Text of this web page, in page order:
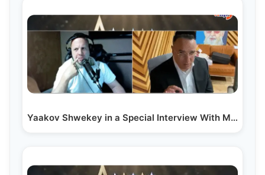
Yaakov Shwekey in a Special Interview With Menachem…